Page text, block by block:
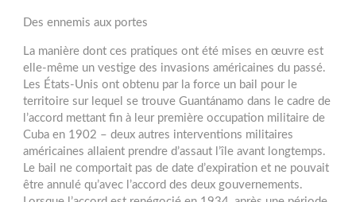
Des ennemis aux portes
La manière dont ces pratiques ont été mises en œuvre est
elle-même un vestige des invasions américaines du passé.
Les États-Unis ont obtenu par la force un bail pour le
territoire sur lequel se trouve Guantánamo dans le cadre de
l’accord mettant fin à leur première occupation militaire de
Cuba en 1902 – deux autres interventions militaires
américaines allaient prendre d’assaut l’île avant longtemps.
Le bail ne comportait pas de date d’expiration et ne pouvait
être annulé qu’avec l’accord des deux gouvernements.